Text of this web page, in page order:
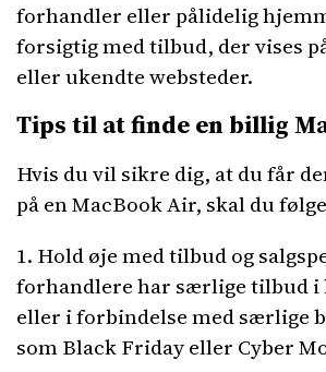
forhandler eller pålidelig
forsigtig med tilbud, der vises
eller ukendte websteder.
Tips til at finde en billig
Hvis du vil sikre dig, at du får
på en MacBook Air, skal du
1. Hold øje med tilbud og
forhandlere har særlige tilbud i
eller i forbindelse med særlige
som Black Friday eller Cyber